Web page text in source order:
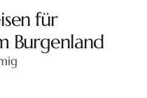
für
Burgenland